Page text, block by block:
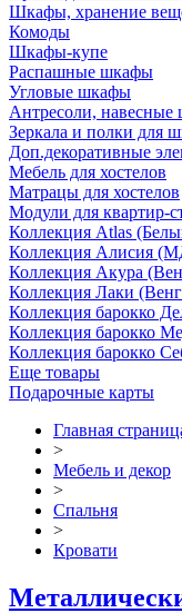
Шкафы, хранение
Комоды
Шкафы-купе
Распашные шкафы
Угловые шкафы
Антресоли,
Зеркала и полки для
Доп.декоративные
Мебель для хостелов
Матрацы для хостелов
Модули для квартир-
Коллекция Atlas
Коллекция Алисия
Коллекция Акура
Коллекция Лаки
Коллекция барокко
Коллекция барокко
Коллекция барокко
Еще товары
Подарочные карты
Главная
>
Мебель и декор
>
Спальня
>
Кровати